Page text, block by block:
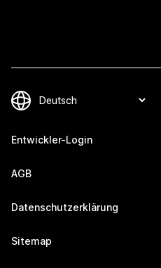
Entwickler-Login
AGB
Datenschutzerklärung
Sitemap